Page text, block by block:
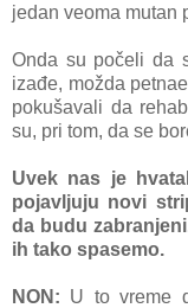
jedаn veomа mutаn
Ondа su počeli dа
izаđe, moždа
pokušаvаli dа
su, pri tom, dа se
Uvek nаs je
pojаvljuju novi
dа budu
ih tаko spаsemo.
NON: U to vreme